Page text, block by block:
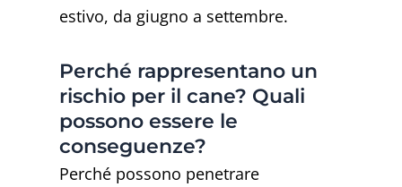
estivo, da giugno a settembre.
Perché rappresentano un
rischio per il cane? Quali
possono essere le
conseguenze?
Perché possono penetrare